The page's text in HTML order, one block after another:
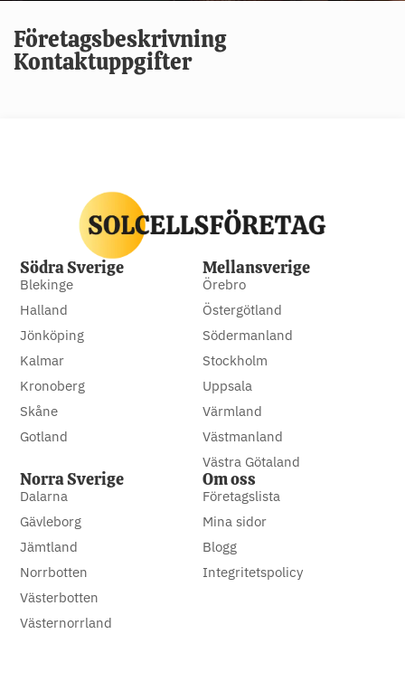
Företagsbeskrivning
Kontaktuppgifter
Södra Sverige
Blekinge
Halland
Jönköping
Kalmar
Kronoberg
Skåne
Gotland
Mellansverige
Örebro
Östergötland
Södermanland
Stockholm
Uppsala
Värmland
Västmanland
Västra Götaland
Norra Sverige
Dalarna
Gävleborg
Jämtland
Norrbotten
Västerbotten
Västernorrland
Om oss
Företagslista
Mina sidor
Blogg
Integritetspolicy